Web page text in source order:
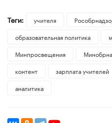
Теги: учителя
образовательная политика
Минпросвещения
контент
зарплата учителей
аналитика